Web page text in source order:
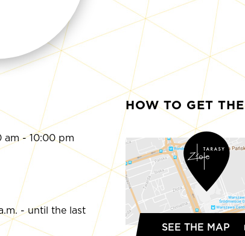
am - 10:00 pm
- until the last
HOW TO GET
SEE THE MAP